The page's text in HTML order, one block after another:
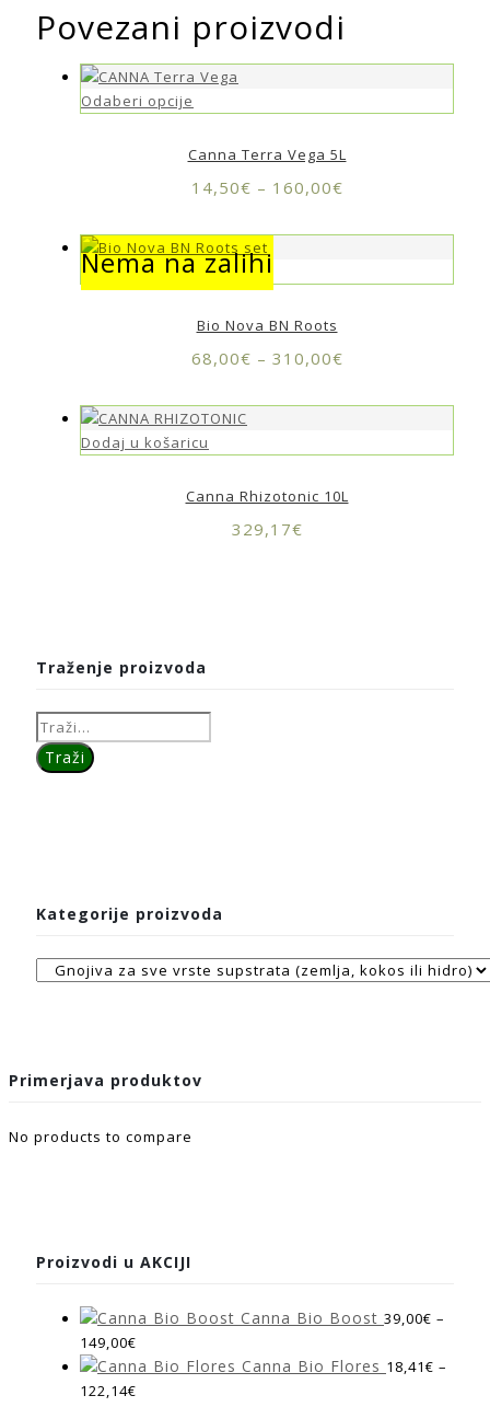
Povezani proizvodi
Odaberi opcije
Canna Terra Vega 5L
14,50€ – 160,00€
Nema na zalihi
Nema na zalihi
Bio Nova BN Roots
68,00€ – 310,00€
Dodaj u košaricu
Canna Rhizotonic 10L
329,17€
Traženje proizvoda
Kategorije proizvoda
Primerjava produktov
No products to compare
Proizvodi u AKCIJI
Canna Bio Boost 39,00€ –
149,00€
Canna Bio Flores 18,41€ –
122,14€